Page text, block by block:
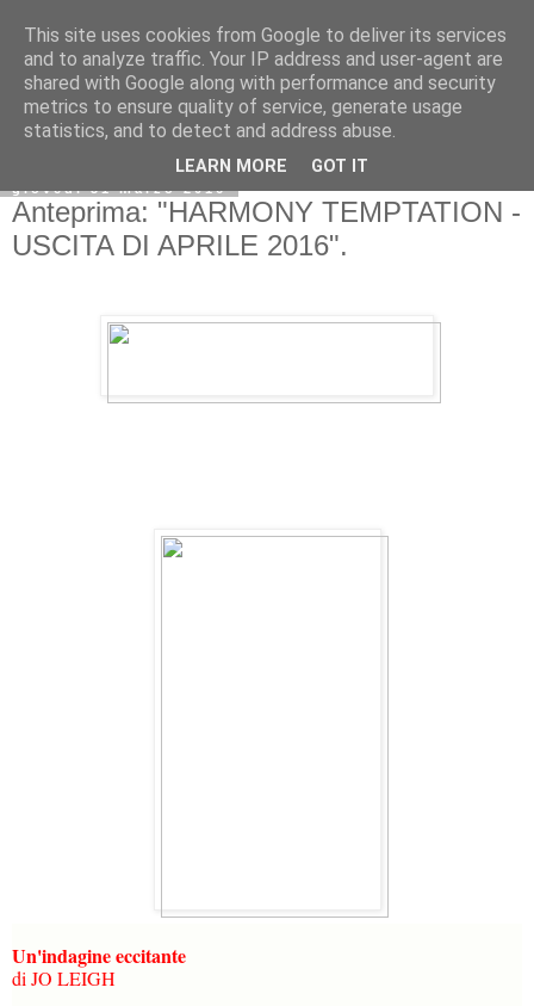
giovedì 31 marzo 2016
Anteprima: "HARMONY TEMPTATION -
USCITA DI APRILE 2016".
Un'indagine eccitante
di JO LEIGH
This site uses cookies from Google to deliver its services
and to analyze traffic. Your IP address and user-agent are
shared with Google along with performance and security
metrics to ensure quality of service, generate usage
statistics, and to detect and address abuse.
LEARN MORE GOT IT